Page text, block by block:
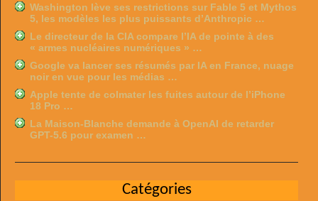
Washington lève ses restrictions sur Fable 5 et Mythos
5, les modèles les plus puissants d’Anthropic …
Le directeur de la CIA compare l’IA de pointe à des
« armes nucléaires numériques » …
Google va lancer ses résumés par IA en France, nuage
noir en vue pour les médias …
Apple tente de colmater les fuites autour de l’iPhone
18 Pro …
La Maison-Blanche demande à OpenAI de retarder
GPT-5.6 pour examen …
Catégories